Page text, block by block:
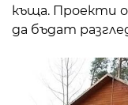
къща. Проекти
да бъдат